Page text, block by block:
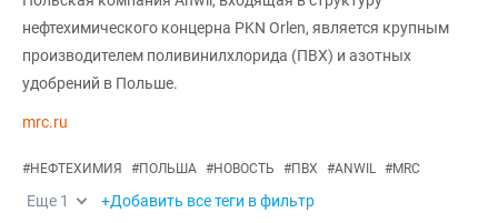
нефтехимического концерна PKN Orlen, является крупным
производителем поливинилхлорида (ПВХ) и азотных
удобрений в Польше.
mrc.ru
#НЕФТЕХИМИЯ #ПОЛЬША #НОВОСТЬ #ПВХ #ANWIL #MRC
Еще 1 +Добавить все теги в фильтр